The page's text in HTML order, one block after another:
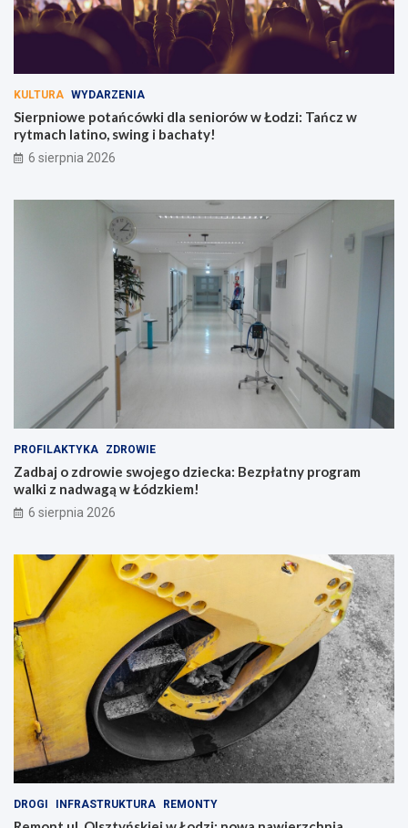
KULTURA WYDARZENIA
Sierpniowe potańcówki dla seniorów w Łodzi: Tańcz w
rytmach latino, swing i bachaty!
6 sierpnia 2026
PROFILAKTYKA ZDROWIE
Zadbaj o zdrowie swojego dziecka: Bezpłatny program
walki z nadwagą w Łódzkiem!
6 sierpnia 2026
DROGI INFRASTRUKTURA REMONTY